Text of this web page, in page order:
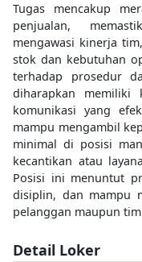
Tugas mencakup
penjualan,
mengawasi kinerja
stok dan kebutuhan
terhadap prosedur
diharapkan memiliki
komunikasi yang
mampu mengambil
minimal di posisi
kecantikan atau
Posisi ini menuntut
disiplin, dan mampu
pelanggan maupun
Detail Loker